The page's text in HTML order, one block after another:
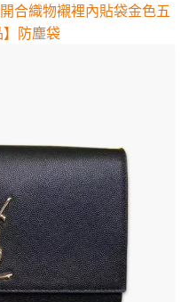
合織物襯裡內貼袋金色五
防塵袋